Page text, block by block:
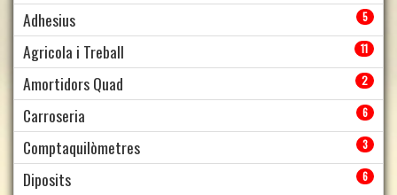
Adhesius 5
Agricola i Treball 11
Amortidors Quad 2
Carroseria 6
Comptaquilòmetres 3
Diposits 6